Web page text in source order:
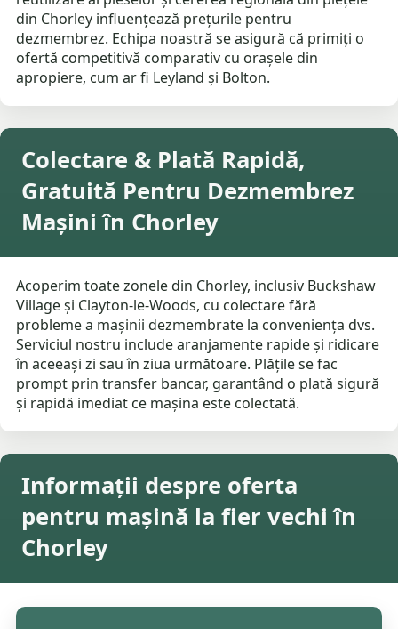
din Chorley influențează prețurile pentru
dezmembrez. Echipa noastră se asigură că primiți o
ofertă competitivă comparativ cu orașele din
apropiere, cum ar fi Leyland și Bolton.
Colectare & Plată Rapidă,
Gratuită Pentru Dezmembrez
Mașini în Chorley
Acoperim toate zonele din Chorley, inclusiv Buckshaw
Village și Clayton-le-Woods, cu colectare fără
probleme a mașinii dezmembrate la conveniența dvs.
Serviciul nostru include aranjamente rapide și ridicare
în aceeași zi sau în ziua următoare. Plățile se fac
prompt prin transfer bancar, garantând o plată sigură
și rapidă imediat ce mașina este colectată.
Informații despre oferta
pentru mașină la fier vechi în
Chorley